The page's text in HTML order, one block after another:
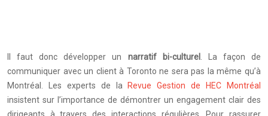
Il faut donc développer un narratif bi-culturel
. La façon de
communiquer avec un client à Toronto ne sera pas la même qu’à
Montréal. Les experts de la Revue Gestion de HEC Montréal
insistent sur l’importance de démontrer un engagement clair des